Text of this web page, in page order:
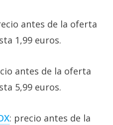
antes de la oferta
1,99 euros.
antes de la oferta
5,99 euros.
: precio antes de la